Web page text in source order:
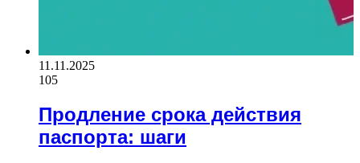
11.11.2025
105
Продление срока действия
паспорта: шаги